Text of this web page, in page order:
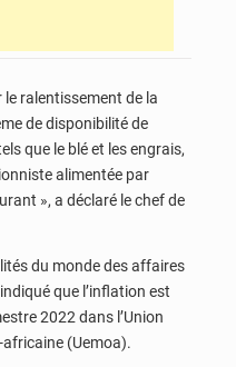
ralentissement de la
de disponibilité de
que le blé et les engrais,
alimentée par
», a déclaré le chef de
du monde des affaires
que l’inflation est
2022 dans l’Union
(Uemoa).